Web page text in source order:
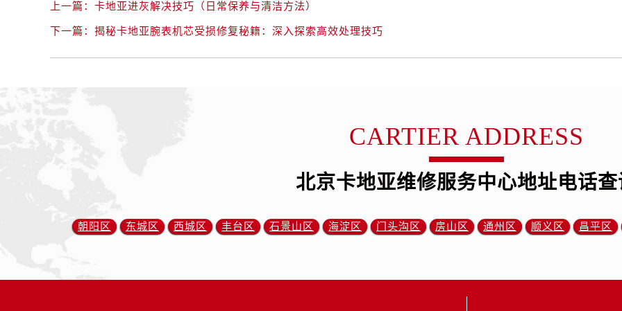
上一篇： 卡地亚进灰解决技巧（日常保养与清洁方法）
下一篇： 揭秘卡地亚腕表机芯受损修复秘籍：深入探索高效处理技巧
CARTIER ADDRESS
北京卡地亚维修服务中心地址电话查
朝阳区 东城区 西城区 丰台区 石景山区 海淀区 门头沟区 房山区 通州区 顺义区 昌平区